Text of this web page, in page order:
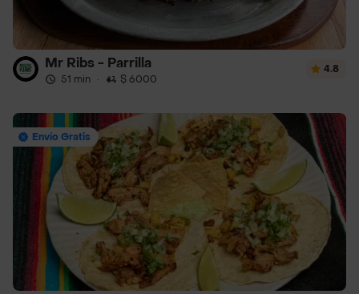
Mr Ribs - Parrilla
51 min · $ 6000
4.8
Envío Gratis